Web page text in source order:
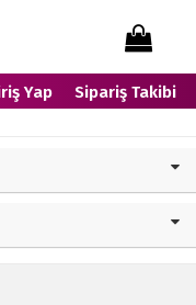
Yap Sipariş Takibi